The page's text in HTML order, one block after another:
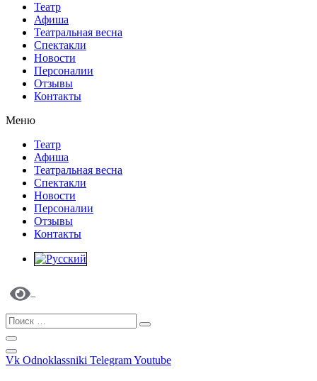
Театр
Афиша
Театральная весна
Спектакли
Новости
Персоналии
Отзывы
Контакты
Меню
Театр
Афиша
Театральная весна
Спектакли
Новости
Персоналии
Отзывы
Контакты
Vk Odnoklassniki TelegramYoutube